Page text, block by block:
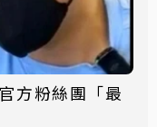
方粉絲團「最